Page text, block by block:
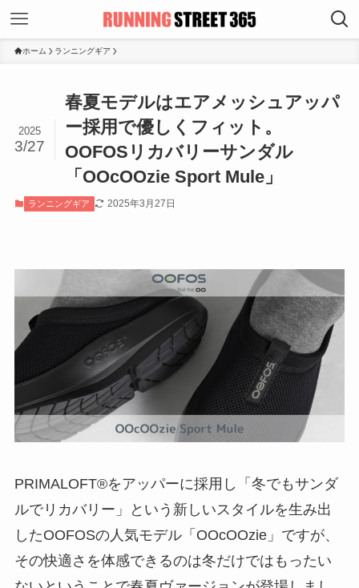
ホーム ランニングギア
春夏モデルはエアメッシュアッパ
ー採用で優しくフィット。
OOFOSリカバリーサンダル
「OOcOOzie Sport Mule」
2025
3/27
ランニングギア 2025年3月27日
PRIMALOFT®をアッパーに採用し「冬でもサンダ
ルでリカバリー」という新しいスタイルを生み出
したOOFOSの人気モデル「OOcOOzie」ですが、
その快適さを体感できるのは冬だけではもったい